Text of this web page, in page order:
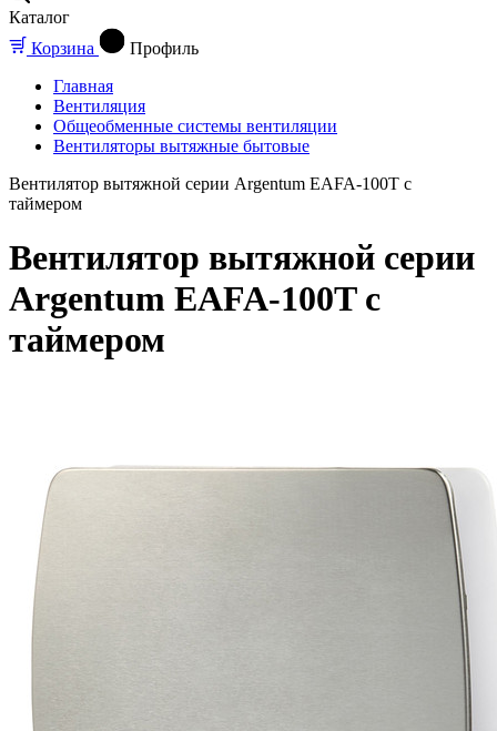
Каталог
Корзина
Профиль
Главная
Вентиляция
Общеобменные системы вентиляции
Вентиляторы вытяжные бытовые
Вентилятор вытяжной серии Argentum EAFA-100T с
таймером
Вентилятор вытяжной серии
Argentum EAFA-100T с
таймером